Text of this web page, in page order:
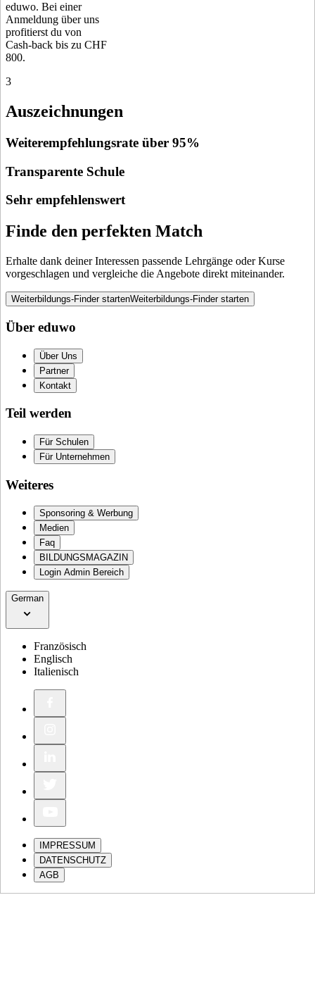
eduwo. Bei einer
Anmeldung über uns
profitierst du von
Cash-back bis zu CHF
800.
3
Auszeichnungen
Weiterempfehlungsrate über 95%
Transparente Schule
Sehr empfehlenswert
Finde den perfekten Match
Erhalte dank deiner Interessen passende Lehrgänge oder Kurse
vorgeschlagen und vergleiche die Angebote direkt miteinander.
Weiterbildungs-Finder startenWeiterbildungs-Finder starten
Über eduwo
Über Uns
Partner
Kontakt
Teil werden
Für Schulen
Für Unternehmen
Weiteres
Sponsoring & Werbung
Medien
Faq
BILDUNGSMAGAZIN
Login Admin Bereich
German
Französisch
Englisch
Italienisch
IMPRESSUM
DATENSCHUTZ
AGB